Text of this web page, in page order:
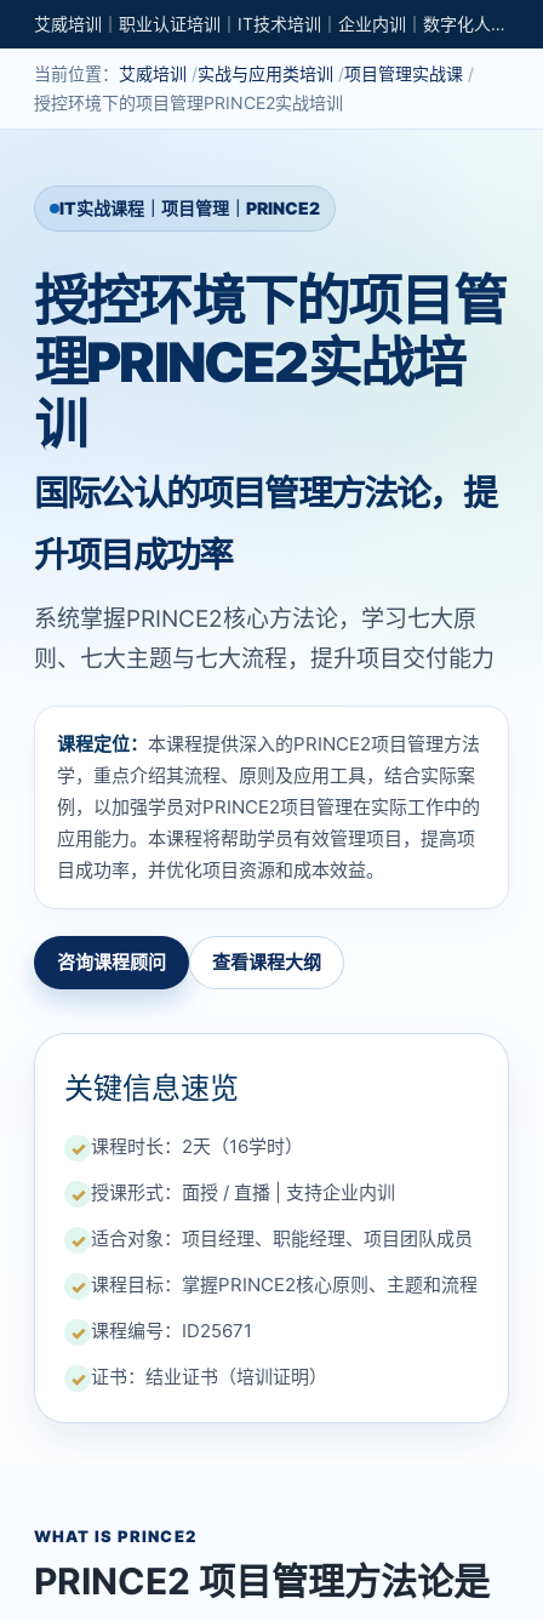
艾威培训｜职业认证培训｜IT技术培训｜企业内训｜数字化人才培养
当前位置： 艾威培训 实战与应用类培训 项目管理实战课
授控环境下的项目管理PRINCE2实战培训
IT实战课程｜项目管理｜PRINCE2
授控环境下的项目管
理PRINCE2实战培
训
国际公认的项目管理方法论，提
升项目成功率
系统掌握PRINCE2核心方法论，学习七大原
则、七大主题与七大流程，提升项目交付能力
课程定位： 本课程提供深入的PRINCE2项目管理方法
学，重点介绍其流程、原则及应用工具，结合实际案
例，以加强学员对PRINCE2项目管理在实际工作中的
应用能力。本课程将帮助学员有效管理项目，提高项
目成功率，并优化项目资源和成本效益。
咨询课程顾问 查看课程大纲
关键信息速览
✓ 课程时长：2天（16学时）
✓ 授课形式：面授 / 直播 | 支持企业内训
✓ 适合对象：项目经理、职能经理、项目团队成员
✓ 课程目标：掌握PRINCE2核心原则、主题和流程
✓ 课程编号：ID25671
✓ 证书：结业证书（培训证明）
WHAT IS PRINCE2
PRINCE2 项目管理方法论是